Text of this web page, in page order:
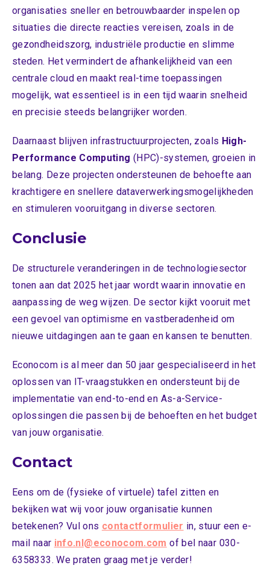
organisaties sneller en betrouwbaarder inspelen op
situaties die directe reacties vereisen, zoals in de
gezondheidszorg, industriële productie en slimme
steden. Het vermindert de afhankelijkheid van een
centrale cloud en maakt real-time toepassingen
mogelijk, wat essentieel is in een tijd waarin snelheid
en precisie steeds belangrijker worden.
Daarnaast blijven infrastructuurprojecten, zoals High-
Performance Computing (HPC)-systemen, groeien in
belang. Deze projecten ondersteunen de behoefte aan
krachtigere en snellere dataverwerkingsmogelijkheden
en stimuleren vooruitgang in diverse sectoren.
Conclusie
De structurele veranderingen in de technologiesector
tonen aan dat 2025 het jaar wordt waarin innovatie en
aanpassing de weg wijzen. De sector kijkt vooruit met
een gevoel van optimisme en vastberadenheid om
nieuwe uitdagingen aan te gaan en kansen te benutten.
Econocom is al meer dan 50 jaar gespecialiseerd in het
oplossen van IT-vraagstukken en ondersteunt bij de
implementatie van end-to-end en As-a-Service-
oplossingen die passen bij de behoeften en het budget
van jouw organisatie.
Contact
Eens om de (fysieke of virtuele) tafel zitten en
bekijken wat wij voor jouw organisatie kunnen
betekenen? Vul ons contactformulier in, stuur een e-
mail naar info.nl@econocom.com of bel naar 030-
6358333. We praten graag met je verder!